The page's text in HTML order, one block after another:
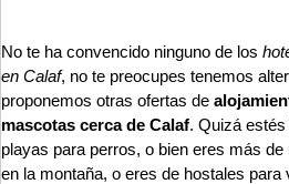
No te ha convencido ninguno de los
en Calaf, no te preocupes tenemos
proponemos otras ofertas de
mascotas cerca de Calaf. Quizá
playas para perros, o bien eres más
en la montaña, o eres de hostales